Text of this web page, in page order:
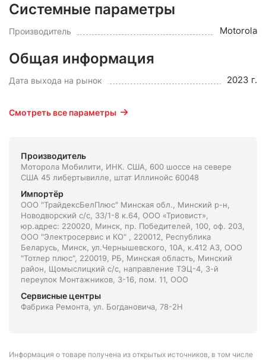
Системные параметры
Производитель Motorola
Общая информация
Дата выхода на рынок 2023 г.
Смотреть все параметры
Производитель
Моторола Мобилити, ИНК. США, 600 шоссе на севере
США 45 либертывилле, штат Иллинойс 60048
Импортёр
ООО "ТрайдексБелПлюс" Минская обл., Минский р-н,
Новодворский с/с, 33/1-8 к.64, ООО «Триовист»,
юр.адрес: 220020, Минск, пр. Победителей, 100, оф. 203,
ООО "Электросервис и КО" , 220012, Республика
Беларусь, Минск, ул.Чернышевского, 10А, к.412 АЗ, ООО
"Тотлер плюс", 220019, РБ, Минская область, Минский
район, Щомыслицкий с/с, направление ТЭЦ-4, 3-й
переулок Монтажников, 3-16, пом. 11, ООО
Сервисные центры
Фабрика Ремонта, ул. Богдановича, 78-2Н
Информация о товаре получена из открытых источников, в том числе